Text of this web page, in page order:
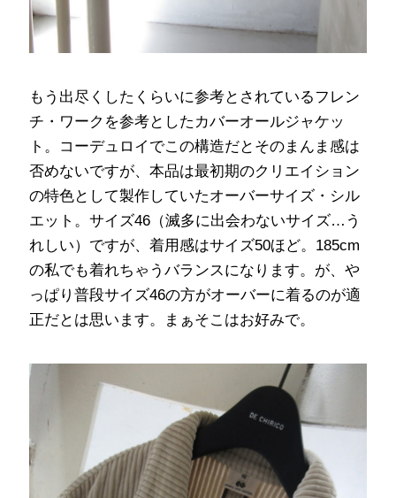
もう出尽くしたくらいに参考とされているフレン
チ・ワークを参考としたカバーオールジャケッ
ト。コーデュロイでこの構造だとそのまんま感は
否めないですが、本品は最初期のクリエイション
の特色として製作していたオーバーサイズ・シル
エット。サイズ46（滅多に出会わないサイズ…う
れしい）ですが、着用感はサイズ50ほど。185cm
の私でも着れちゃうバランスになります。が、や
っぱり普段サイズ46の方がオーバーに着るのが適
正だとは思います。まぁそこはお好みで。